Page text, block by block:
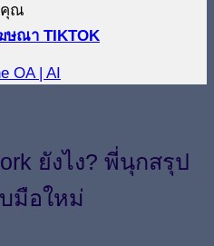
คุณ
ษณา TIKTOK
OA | AI
ยังไง? พี่นุกสรุป
มือใหม่